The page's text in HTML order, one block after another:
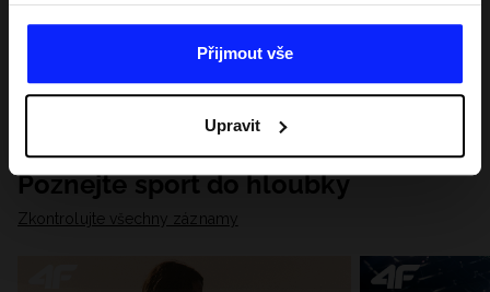
Přijmout vše
Upravit
Poznejte sport do hloubky
Zkontrolujte všechny záznamy